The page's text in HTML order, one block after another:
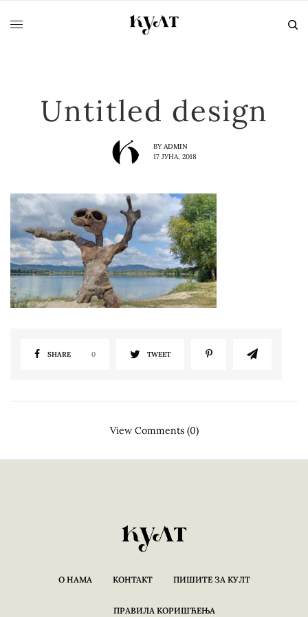
Untitled design
BY ADMIN
17 ЈУНА, 2018
SHARE 0 TWEET
View Comments (0)
О НАМА КОНТАКТ ПИШИТЕ ЗА КУЛТ
ПРАВИЛА КОРИШЋЕЊА